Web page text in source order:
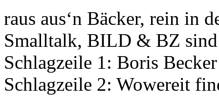
raus aus‘n Bäcker, rein in
Smalltalk, BILD & BZ
Schlagzeile 1: Boris
Schlagzeile 2: Wowereit